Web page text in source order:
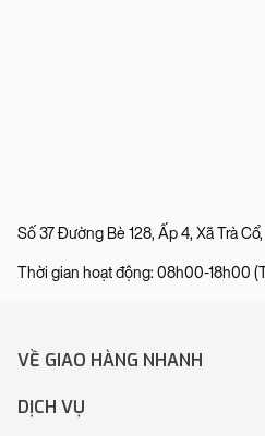
Số 37 Đường Bè 128, Ấp 4, Xã Trà
Thời gian hoạt động: 08h00-18h00
VỀ GIAO HÀNG NHANH
DỊCH VỤ